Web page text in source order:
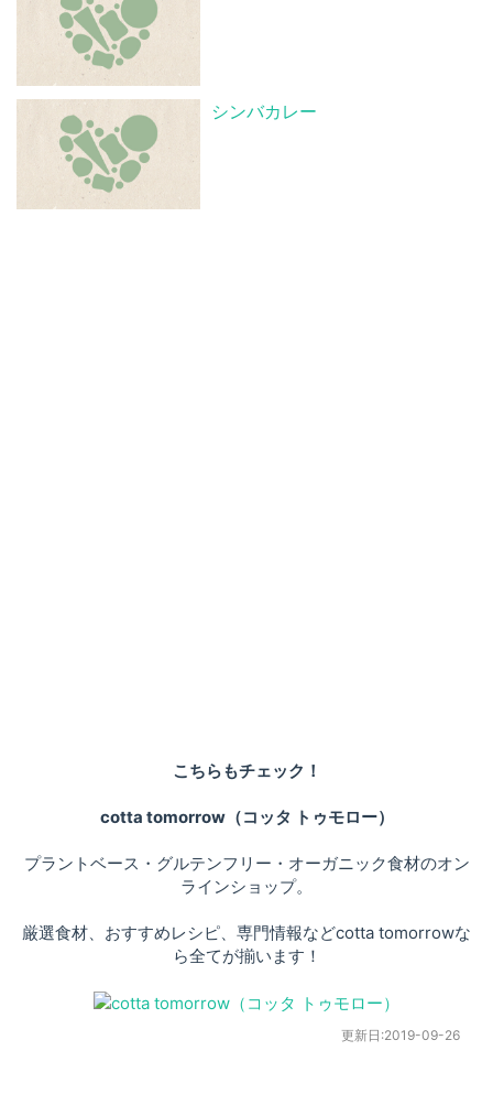
シンバカレー
こちらもチェック！
cotta tomorrow（コッタ トゥモロー）
プラントベース・グルテンフリー・オーガニック食材のオン
ラインショップ。
厳選食材、おすすめレシピ、専門情報などcotta tomorrowな
ら全てが揃います！
更新日:2019-09-26